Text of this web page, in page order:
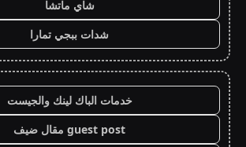
شاي ماتشا
شدات ببجي تمارا
خدمات الباك لينك والجيست
guest post مقال ضيف